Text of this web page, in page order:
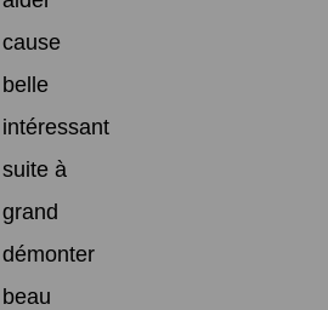
cause
belle
intéressant
suite à
grand
démonter
beau